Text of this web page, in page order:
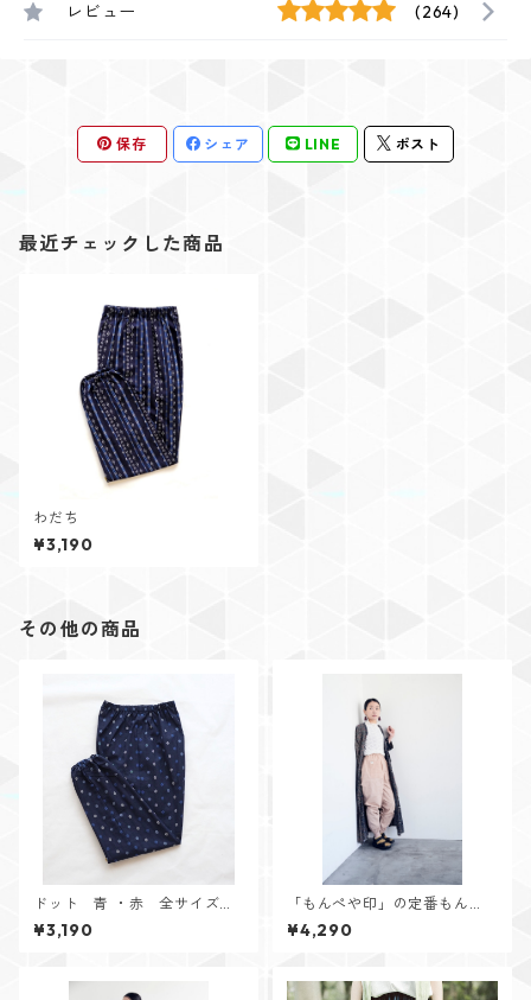
レビュー (264)
保存 シェア LINE ポスト
最近チェックした商品
わだち
¥3,190
その他の商品
ドット 青 ・赤 全サイズ入
荷しました！
¥3,190
「もんぺや印」の定番もん
ぺ 淡々ピンク
¥4,290